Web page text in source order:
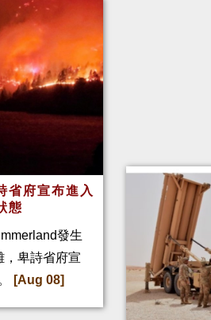
省府宣布進入
態
發生
，卑詩省府宣
[Aug 08]